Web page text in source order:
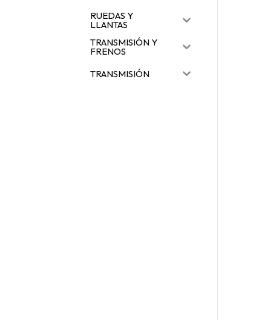
RUEDAS Y
LLANTAS
TRANSMISIÓN Y
FRENOS
TRANSMISIÓN